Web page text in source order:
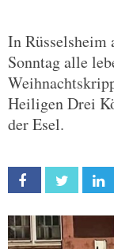
In Rüsselsheim
Sonntag alle
Heiligen Drei
der Esel.
Facebook Twitter